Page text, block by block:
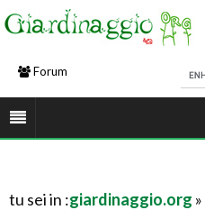
Forum
tu sei in :giardinaggio.org »